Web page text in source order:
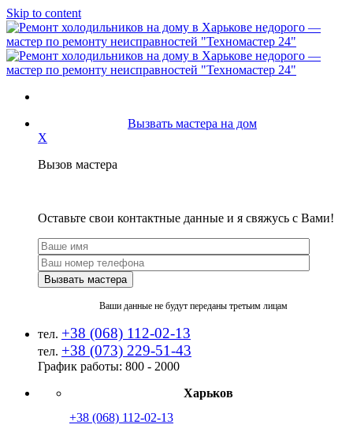
Skip to content
Вызвать мастера на дом
X
Вызов мастера
Оставьте свои контактные данные и я свяжусь с Вами!
Ваши данные не будут переданы третьим лицам
тел. +38 (068) 112-02-13
тел. +38 (073) 229-51-43
График работы: 800 - 2000
Харьков
+38 (068) 112-02-13